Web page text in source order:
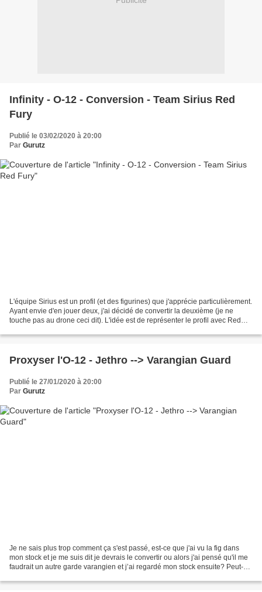
Infinity - O-12 - Conversion - Team Sirius Red
Fury
Publié le 03/02/2020 à 20:00
Par Gurutz
L'équipe Sirius est un profil (et des figurines) que j'apprécie particulièrement.
Ayant envie d'en jouer deux, j'ai décidé de convertir la deuxième (je ne
touche pas au drone ceci dit). L'idée est de représenter le profil avec Red
Proxyser l'O-12 - Jethro --> Varangian Guard
Publié le 27/01/2020 à 20:00
Par Gurutz
Je ne sais plus trop comment ça s'est passé, est-ce que j'ai vu la fig dans
mon stock et je me suis dit je devrais le convertir ou alors j'ai pensé qu'il me
faudrait un autre garde varangien et j’ai regardé mon stock ensuite? Peut-